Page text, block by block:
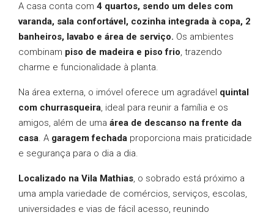
A casa conta com 4 quartos, sendo um deles com
varanda, sala confortável, cozinha integrada à copa, 2
banheiros, lavabo e área de serviço. Os ambientes
combinam piso de madeira e piso frio, trazendo
charme e funcionalidade à planta.
Na área externa, o imóvel oferece um agradável quintal
com churrasqueira, ideal para reunir a família e os
amigos, além de uma área de descanso na frente da
casa. A garagem fechada proporciona mais praticidade
e segurança para o dia a dia.
Localizado na Vila Mathias, o sobrado está próximo a
uma ampla variedade de comércios, serviços, escolas,
universidades e vias de fácil acesso, reunindo